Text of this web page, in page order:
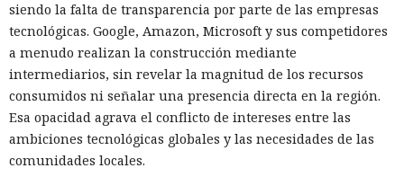
siendo la falta de transparencia por parte de las empresas
tecnológicas. Google, Amazon, Microsoft y sus competidores
a menudo realizan la construcción mediante
intermediarios, sin revelar la magnitud de los recursos
consumidos ni señalar una presencia directa en la región.
Esa opacidad agrava el conflicto de intereses entre las
ambiciones tecnológicas globales y las necesidades de las
comunidades locales.